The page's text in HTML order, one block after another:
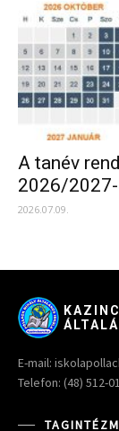
A tanév
2026/
2026.07.09.
E-mail:
Telefon: (48) 512-